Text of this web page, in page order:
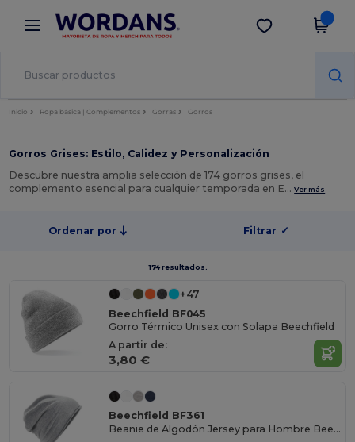
× App de Wordans
¡Mejores precios en app!
Descargar app
Inicio Ropa básica | Complementos Gorras Gorros
Gorros Grises: Estilo, Calidez y Personalización
Descubre nuestra amplia selección de 174 gorros grises, el
complemento esencial para cualquier temporada en E…Ver más
Ordenar por Filtrar ✓
174 resultados.
+47
Beechfield BF045
Gorro Térmico Unisex con Solapa Beechfield
A partir de:
3,80 €
Beechfield BF361
Beanie de Algodón Jersey para Hombre Beechfield